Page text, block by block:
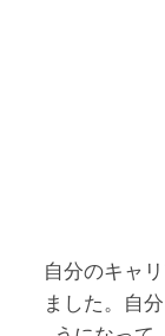
自分のキャ
ました。自